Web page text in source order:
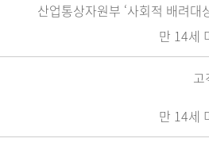
산업통상자원부 ‘사회적 배려
만 14세
만 14세